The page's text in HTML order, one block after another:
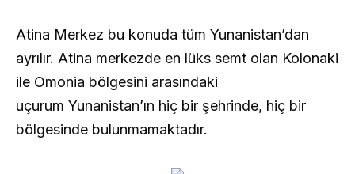
Atina Merkez bu konuda tüm Yunanistan’dan
ayrılır. Atina merkezde en lüks semt olan Kolonaki
ile Omonia bölgesini arasındaki
uçurum Yunanistan’ın hiç bir şehrinde, hiç bir
bölgesinde bulunmamaktadır.